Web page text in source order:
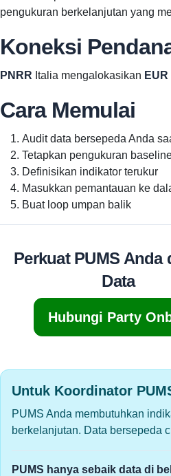
pengukuran berkelanjutan yang
Koneksi
PNRR Italia mengalokasikan
Cara Memulai
Audit data bersepeda Anda
Tetapkan pengukuran
Definisikan indikator terukur
Masukkan pemantauan ke
Buat loop umpan balik
Perkuat PUMS Anda
Data
Hubungi Party
Untuk Koordinator
PUMS Anda membutuhkan
berkelanjutan. Data bersepeda
PUMS hanya sebaik data di